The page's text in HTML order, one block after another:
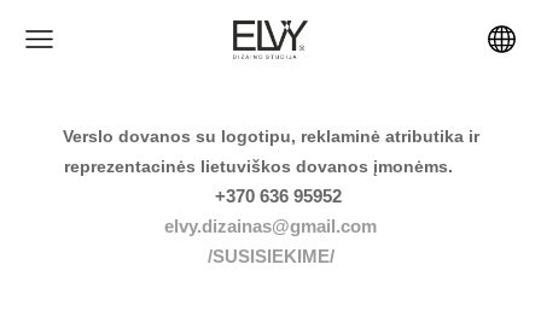
Verslo dovanos su logotipu, reklaminė atributika ir
reprezentacinės lietuviškos dovanos įmonėms.
+370 636 95952
elvy.dizainas@gmail.com
/SUSISIEKIME/